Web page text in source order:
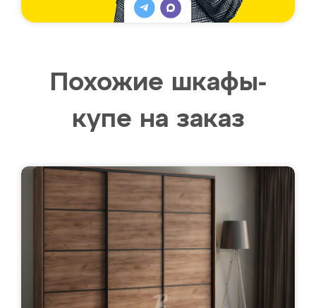
Похожие шкафы-
купе на заказ